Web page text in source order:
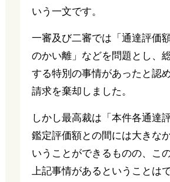
いう一文です。
一審及び二審では「通達評価
のかい離」などを問題とし、
する特別の事情があったと認
請求を棄却しました。
しかし最高裁は「本件各通達
鑑定評価額との間には大きな
いうことができるものの、こ
上記事情があるということは